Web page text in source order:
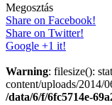
Megosztás
Share on Facebook!
Share on Twitter!
Google +1 it!
Warning: filesize():
content/uploads/2014/
/data/6/f/6fc5714e-